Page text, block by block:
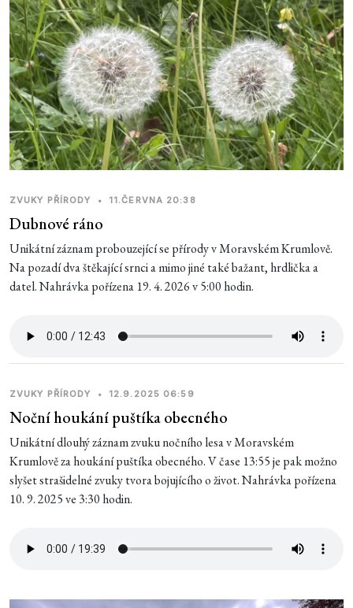
ZVUKY PŘÍRODY • 11.ČERVNA 20:38
Dubnové ráno
Unikátní záznam probouzející se přírody v Moravském Krumlově.
Na pozadí dva štěkající srnci a mimo jiné také bažant, hrdlička a
datel. Nahrávka pořízena 19. 4. 2026 v 5:00 hodin.
ZVUKY PŘÍRODY • 12.9.2025 06:59
Noční houkání puštíka obecného
Unikátní dlouhý záznam zvuku nočního lesa v Moravském
Krumlově za houkání puštíka obecného. V čase 13:55 je pak možno
slyšet strašidelné zvuky tvora bojujícího o život. Nahrávka pořízena
10. 9. 2025 ve 3:30 hodin.